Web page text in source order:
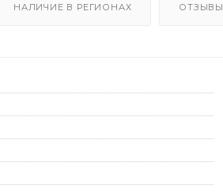
НАЛИЧИЕ В РЕГИОНАХ ОТЗЫВЫ